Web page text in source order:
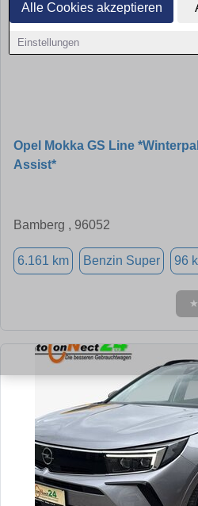
Alle Cookies akzeptieren
Einstellungen
Opel Mokka GS Line
Assist*
Bamberg , 96052
6.161 km Benzin Super 96
★